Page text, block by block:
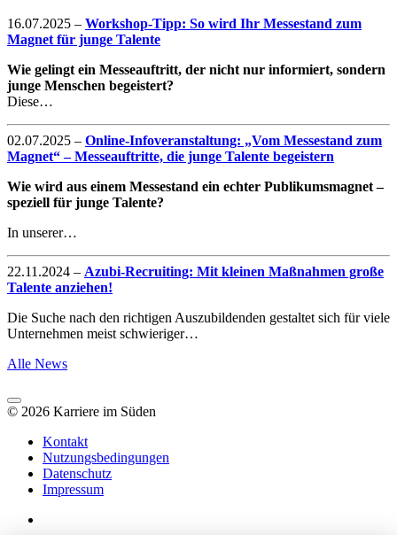
16.07.2025 – Workshop-Tipp: So wird Ihr Messestand zum
Magnet für junge Talente
Wie gelingt ein Messeauftritt, der nicht nur informiert, sondern
junge Menschen begeistert?
Diese…
02.07.2025 – Online-Infoveranstaltung: „Vom Messestand zum
Magnet“ – Messeauftritte, die junge Talente begeistern
Wie wird aus einem Messestand ein echter Publikumsmagnet –
speziell für junge Talente?
In unserer…
22.11.2024 – Azubi-Recruiting: Mit kleinen Maßnahmen große
Talente anziehen!
Die Suche nach den richtigen Auszubildenden gestaltet sich für viele
Unternehmen meist schwieriger…
Alle News
© 2026 Karriere im Süden
Kontakt
Nutzungsbedingungen
Datenschutz
Impressum